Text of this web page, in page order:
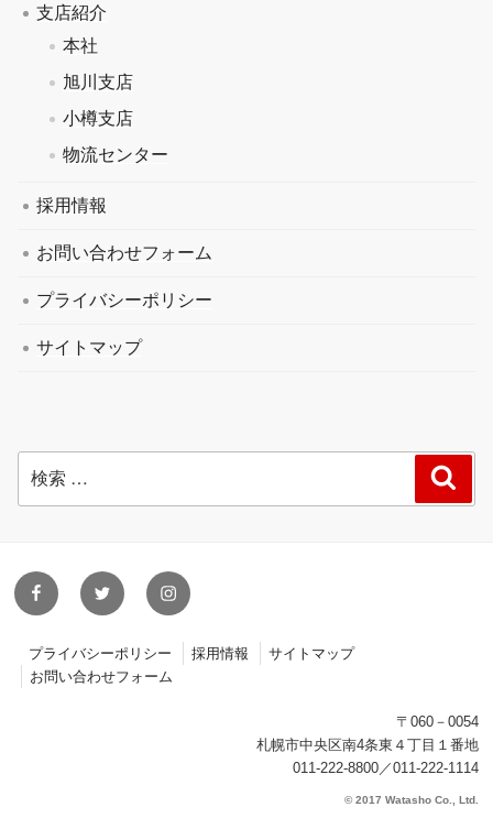
支店紹介
本社
旭川支店
小樽支店
物流センター
採用情報
お問い合わせフォーム
プライバシーポリシー
サイトマップ
索:
facebooktwitter instagram
プライバシーポリシー 採用情報
サイトマップ
お問い合わせフォーム
〒060－0054
札幌市中央区南4条東４丁目１番地
011-222-8800／011-222-1114
© 2017 Watasho Co., Ltd.